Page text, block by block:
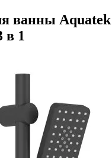
ванны
в 1